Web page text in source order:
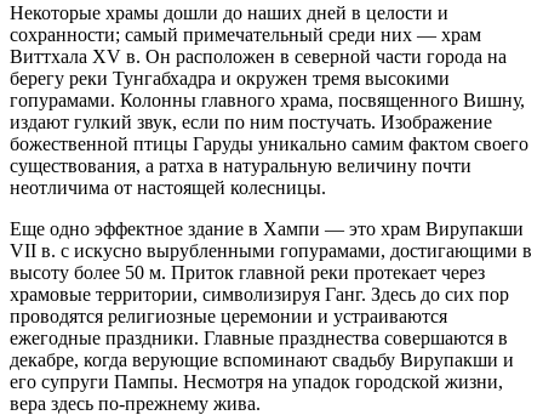
Некоторые храмы дошли до наших дней в целости и
сохранности; самый примечательный среди них — храм
Виттхала XV в. Он расположен в северной части города на
берегу реки Тунгабхадра и окружен тремя высокими
гопурамами. Колонны главного храма, посвященного Вишну,
издают гулкий звук, если по ним постучать. Изображение
божественной птицы Гаруды уникально самим фактом своего
существования, а ратха в натуральную величину почти
неотличима от настоящей колесницы.
Еще одно эффектное здание в Хампи — это храм Вирупакши
VII в. с искусно вырубленными гопурамами, достигающими в
высоту более 50 м. Приток главной реки протекает через
храмовые территории, символизируя Ганг. Здесь до сих пор
проводятся религиозные церемонии и устраиваются
ежегодные праздники. Главные празднества совершаются в
декабре, когда верующие вспоминают свадьбу Вирупакши и
его супруги Пампы. Несмотря на упадок городской жизни,
вера здесь по-прежнему жива.